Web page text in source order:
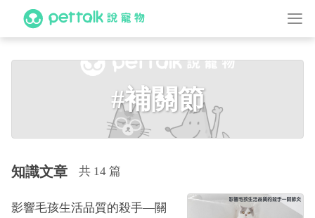
#補關節
知識文章 共 14 篇
影響毛孩生活品質的殺手—關